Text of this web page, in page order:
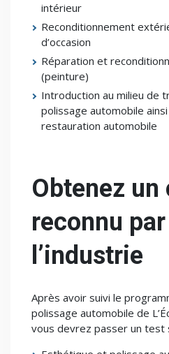
intérieur
Reconditionnement
d’occasion
Réparation et
(peinture)
Introduction au milieu de
polissage automobile
restauration automobile
Obtenez
reconnu par
l’industrie
Après avoir suivi le
polissage automobile de
vous devrez passer un test